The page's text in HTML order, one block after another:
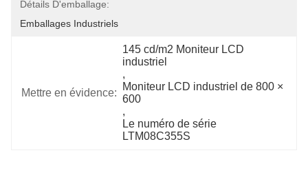
Détails D'emballage:
Emballages Industriels
Mettre en évidence:
145 cd/m2 Moniteur LCD
industriel
,
Moniteur LCD industriel de 800 ×
600
,
Le numéro de série
LTM08C355S